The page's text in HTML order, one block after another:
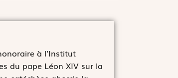
à l’Institut
du pape Léon XIV sur la